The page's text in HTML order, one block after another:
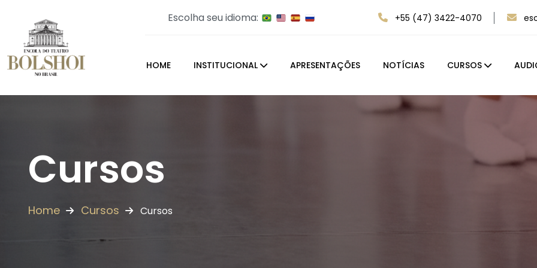
Escolha seu idioma: +55 (47) 3422-4070
HOME INSTITUCIONAL APRESENTAÇÕES NOTÍCIAS CURSOS
Cursos
Home Cursos Cursos